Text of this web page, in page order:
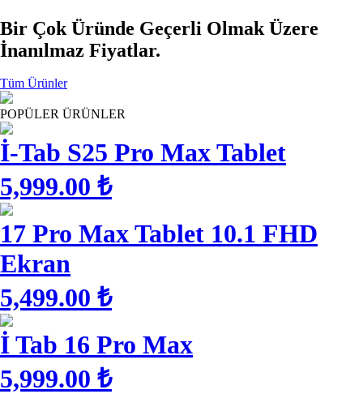
Bir Çok Üründe Geçerli Olmak Üzere
İnanılmaz Fiyatlar.
Tüm Ürünler
POPÜLER ÜRÜNLER
İ-Tab S25 Pro Max Tablet
5,999.00 ₺
17 Pro Max Tablet 10.1 FHD
Ekran
5,499.00 ₺
İ Tab 16 Pro Max
5,999.00 ₺